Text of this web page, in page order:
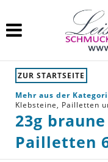
ZUR STARTSEITE
Mehr aus der
Klebsteine, Pailletten
23g
Pailletten